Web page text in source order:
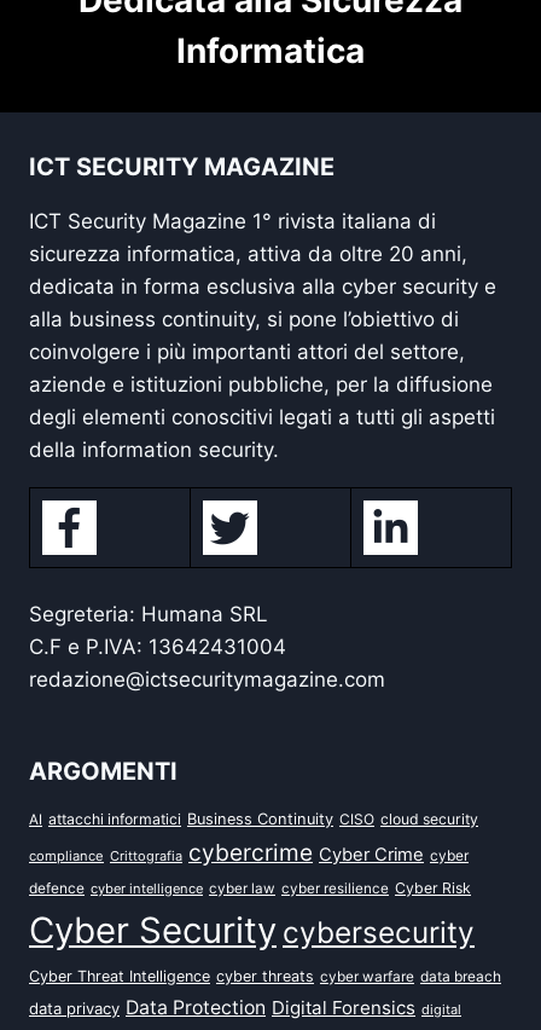
Informatica
ICT SECURITY MAGAZINE
ICT Security Magazine 1° rivista italiana di
sicurezza informatica, attiva da oltre 20 anni,
dedicata in forma esclusiva alla cyber security e
alla business continuity, si pone l’obiettivo di
coinvolgere i più importanti attori del settore,
aziende e istituzioni pubbliche, per la diffusione
degli elementi conoscitivi legati a tutti gli aspetti
della information security.
Segreteria: Humana SRL
C.F e P.IVA: 13642431004
redazione@ictsecuritymagazine.com
ARGOMENTI
AI attacchi informatici Business Continuity CISO cloud security
compliance Crittografia cybercrime Cyber Crime cyber
defence cyber intelligence cyber law cyber resilience Cyber Risk
Cyber Security cybersecurity
Cyber Threat Intelligence cyber threats cyber warfare data breach
data privacy Data Protection Digital Forensics digital